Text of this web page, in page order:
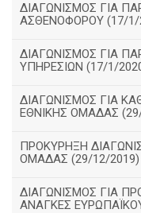
ΔΙΑΓΩΝΙΣΜΟΣ ΓΙΑ
ΑΣΘΕΝΟΦΟΡΟΥ (17/1/
ΔΙΑΓΩΝΙΣΜΟΣ ΓΙΑ
ΥΠΗΡΕΣΙΩΝ (17/1/
ΔΙΑΓΩΝΙΣΜΟΣ ΓΙΑ
ΕΘΝΙΚΗΣ ΟΜΑΔΑΣ
ΠΡΟΚΥΡΗΞΗ
ΟΜΑΔΑΣ (29/12/2019)
ΔΙΑΓΩΝΙΣΜΟΣ ΓΙΑ
ΑΝΑΓΚΕΣ